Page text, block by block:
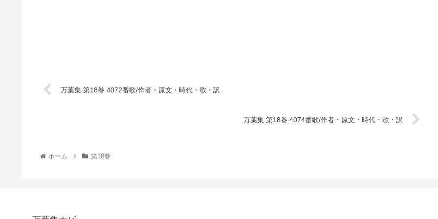
万葉集 第18巻 4072番歌/作者・原文・時代・歌・訳
万葉集 第18巻 4074番歌/作者・原文・時代・歌・訳
ホーム 第18巻